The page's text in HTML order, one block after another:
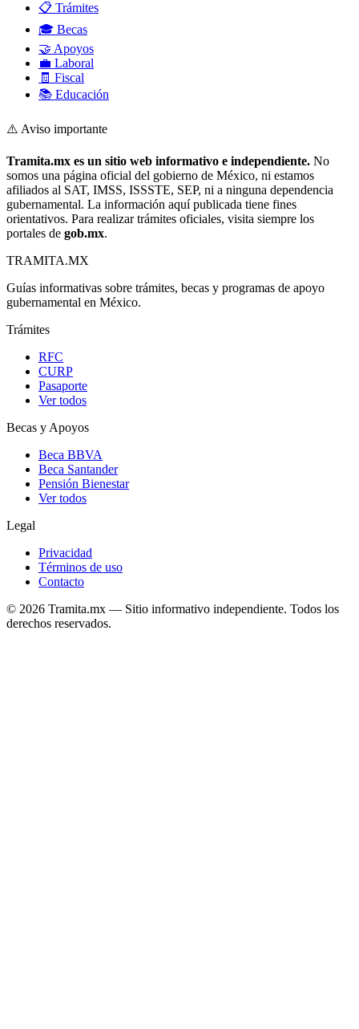
📋 Trámites
🎓 Becas
🤝 Apoyos
💼 Laboral
🧾 Fiscal
📚 Educación
⚠️ Aviso importante
Tramita.mx es un sitio web informativo e independiente. No
somos una página oficial del gobierno de México, ni estamos
afiliados al SAT, IMSS, ISSSTE, SEP, ni a ninguna dependencia
gubernamental. La información aquí publicada tiene fines
orientativos. Para realizar trámites oficiales, visita siempre los
portales de gob.mx.
TRAMITA.MX
Guías informativas sobre trámites, becas y programas de apoyo
gubernamental en México.
Trámites
RFC
CURP
Pasaporte
Ver todos
Becas y Apoyos
Beca BBVA
Beca Santander
Pensión Bienestar
Ver todos
Legal
Privacidad
Términos de uso
Contacto
© 2026 Tramita.mx — Sitio informativo independiente. Todos los
derechos reservados.